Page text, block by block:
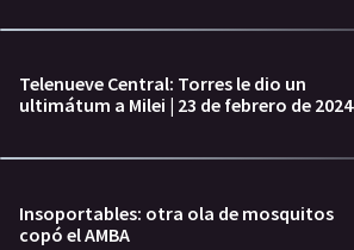
Telenueve Central: Torres le dio un
ultimátum a Milei | 23 de febrero de 2024
Insoportables: otra ola de mosquitos
copó el AMBA